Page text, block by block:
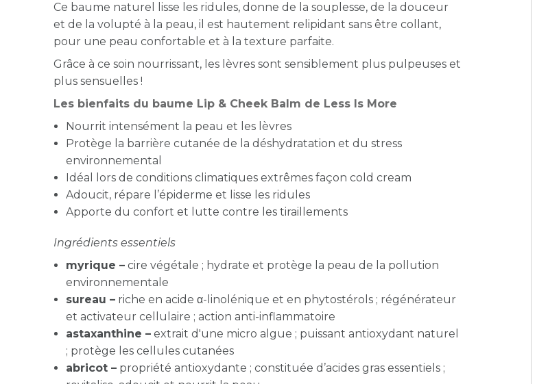
Ce baume naturel lisse les ridules, donne de la souplesse, de la douceur
et de la volupté à la peau, il est hautement relipidant sans être collant,
pour une peau confortable et à la texture parfaite.
Grâce à ce soin nourrissant, les lèvres sont sensiblement plus pulpeuses et
plus sensuelles !
Les bienfaits du baume Lip & Cheek Balm de Less Is More
Nourrit intensément la peau et les lèvres
Protège la barrière cutanée de la déshydratation et du stress
environnemental
Idéal lors de conditions climatiques extrêmes façon cold cream
Adoucit, répare l’épiderme et lisse les ridules
Apporte du confort et lutte contre les tiraillements
Ingrédients essentiels
myrique –cire végétale ; hydrate et protège la peau de la pollution
environnementale
sureau –riche en acide α-linolénique et en phytostérols ; régénérateur
et activateur cellulaire ; action anti-inflammatoire
astaxanthine –extrait d'une micro algue ; puissant antioxydant naturel
; protège les cellules cutanées
abricot –propriété antioxydante ; constituée d’acides gras essentiels ;